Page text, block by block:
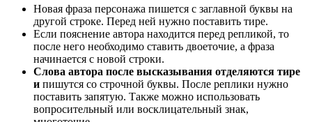
Новая фраза персонажа пишется с заглавной буквы на
другой строке. Перед ней нужно поставить тире.
Если пояснение автора находится перед репликой, то
после него необходимо ставить двоеточие, а фраза
начинается с новой строки.
Слова автора после высказывания отделяются тире
и пишутся со строчной буквы. После реплики нужно
поставить запятую. Также можно использовать
вопросительный или восклицательный знак,